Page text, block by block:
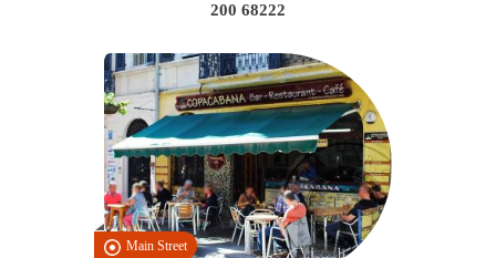
200 68222
Main Street